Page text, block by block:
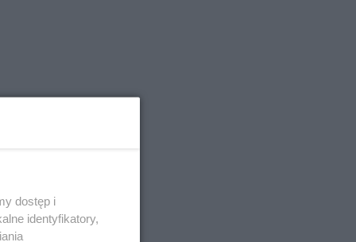
dostęp i
identyfikatory,